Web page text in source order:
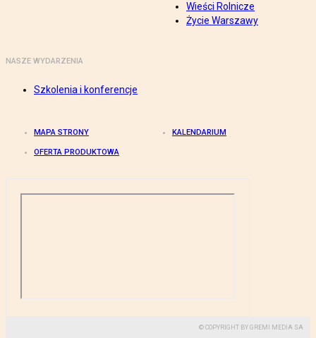
Wieści Rolnicze
Życie Warszawy
NASZE WYDARZENIA
Szkolenia i konferencje
MAPA STRONY KALENDARIUM
OFERTA PRODUKTOWA
© COPYRIGHT BY GREMI MEDIA SA